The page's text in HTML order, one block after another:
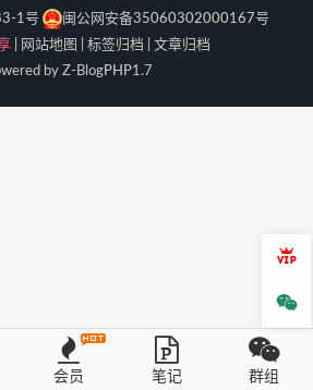
1号
闽公网安备35060302000167号
| 网站地图 标签归档
文章归档
by Z-BlogPHP1.7
会员 笔记 群组
会员
微信